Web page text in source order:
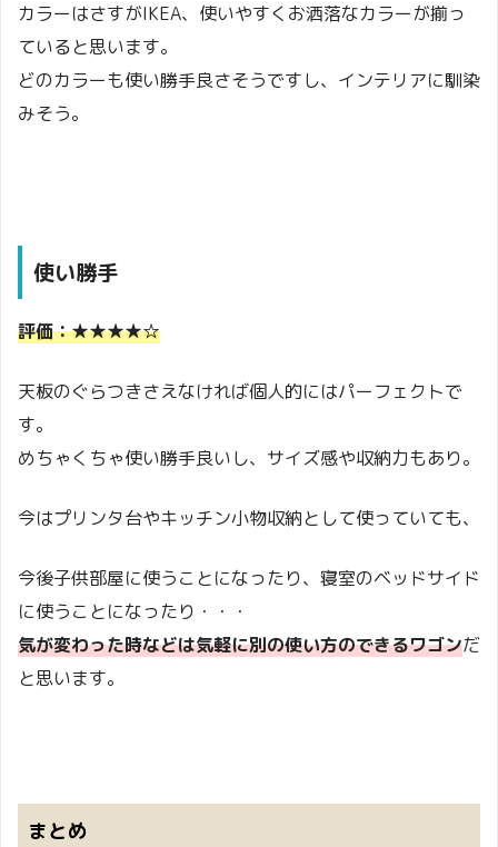
カラーはさすがIKEA、使いやすくお洒落なカラーが揃っ
ていると思います。
どのカラーも使い勝手良さそうですし、インテリアに馴染
みそう。
使い勝手
評価：★★★★☆
天板のぐらつきさえなければ個人的にはパーフェクトで
す。
めちゃくちゃ使い勝手良いし、サイズ感や収納力もあり。
今はプリンタ台やキッチン小物収納として使っていても、
今後子供部屋に使うことになったり、寝室のベッドサイド
に使うことになったり・・・
気が変わった時などは気軽に別の使い方のできるワゴンだ
と思います。
まとめ